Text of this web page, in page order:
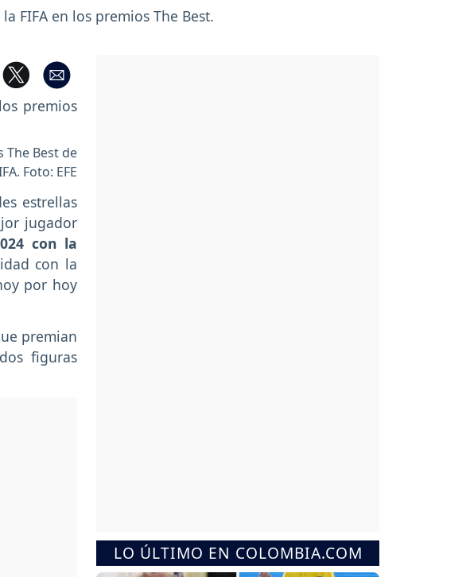
FIFA en los premios The Best.
The Best de
Foto: EFE
estrellas
jugador
con la
con la
por hoy
premian
figuras
LO ÚLTIMO EN COLOMBIA.COM